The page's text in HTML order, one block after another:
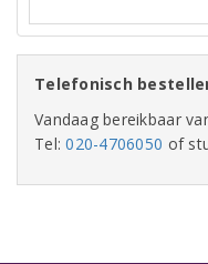
Telefonisch
Vandaag bereikbaar
Tel:020-4706050 of